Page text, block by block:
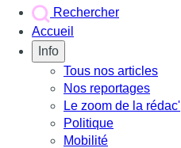
Rechercher
Accueil
Info
Tous nos articles
Nos reportages
Le zoom de la rédac'
Politique
Mobilité